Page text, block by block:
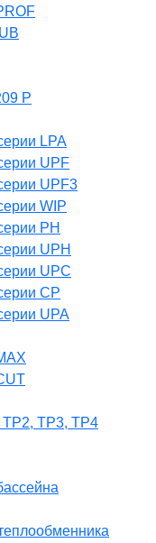
P
LPA
UPF
UPF3
WIP
PH
UPH
UPC
CP
UPA
ТР2, ТР3, ТР4